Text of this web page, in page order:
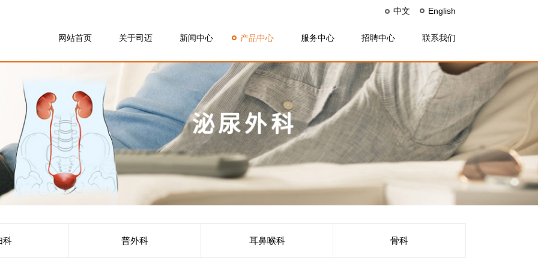
中文 English
网站首页 关于司迈 新闻中心 产品中心 服务中心 招聘中心 联系我们
科 普外科 耳鼻喉科 骨科